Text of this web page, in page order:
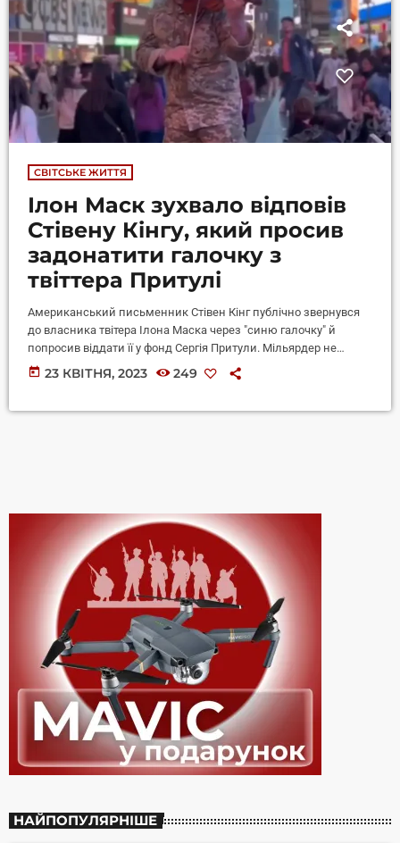
СВІТСЬКЕ ЖИТТЯ
Ілон Маск зухвало відповів
Стівену Кінгу, який просив
задонатити галочку з
твіттера Притулі
Американський письменник Стівен Кінг публічно звернувся
до власника твітера Ілона Маска через "синю галочку" й
попросив віддати її у фонд Сергія Притули. Мільярдер не
проігнорував і різко відповів. Стівен Кінг був одним із трьох
щасливчиків, яким не довелося платити за синю галочку
today 23 КВІТНЯ, 2023 249
НАЙПОПУЛЯРНІШЕ